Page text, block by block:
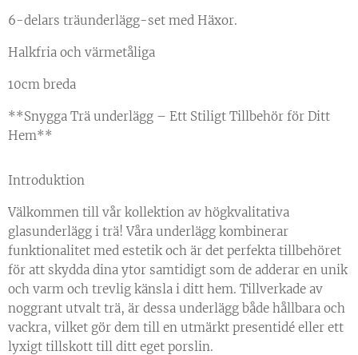
6-delars träunderlägg-set med Häxor.
Halkfria och värmetåliga
10cm breda
**Snygga Trä underlägg – Ett Stiligt Tillbehör för Ditt
Hem**
Introduktion
Välkommen till vår kollektion av högkvalitativa
glasunderlägg i trä! Våra underlägg kombinerar
funktionalitet med estetik och är det perfekta tillbehöret
för att skydda dina ytor samtidigt som de adderar en unik
och varm och trevlig känsla i ditt hem. Tillverkade av
noggrant utvalt trä, är dessa underlägg både hållbara och
vackra, vilket gör dem till en utmärkt presentidé eller ett
lyxigt tillskott till ditt eget porslin.